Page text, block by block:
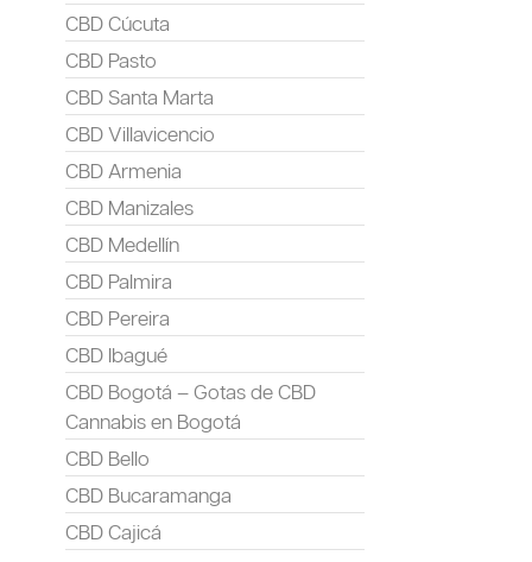
CBD Cúcuta
CBD Pasto
CBD Santa Marta
CBD Villavicencio
CBD Armenia
CBD Manizales
CBD Medellín
CBD Palmira
CBD Pereira
CBD Ibagué
CBD Bogotá – Gotas de CBD
Cannabis en Bogotá
CBD Bello
CBD Bucaramanga
CBD Cajicá